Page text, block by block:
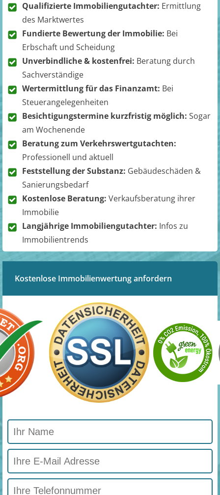
Qualifizierte Immobiliengutachter: Ermittlung
des Marktwertes
Fundierte Bewertung der Immobilie: Bei
Erbschaft und Scheidung
Unverbindliche & kostenfrei: Beratung durch
Sachverständige
Wertermittlung für das Finanzamt: Bei
Steuerangelegenheiten
Besichtigungstermine kurzfristig möglich: Sogar
am Wochenende
Beratung zum Verkehrswertgutachten:
Professionell und aktuell
Feststellung der Substanz: Gebäudeschäden &
Sanierungsbedarf
Kostenlose Beratung: Verkaufsberatung ihrer
Immobilie
Langjährige Immobiliengutachter: Infos zu
Immobilientrends
Kostenlose Immobilienwertung anfordern